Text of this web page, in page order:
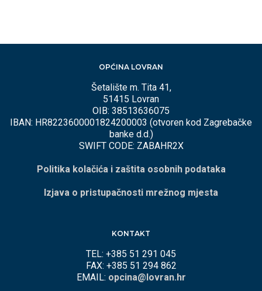
OPĆINA LOVRAN
Šetalište m. Tita 41,
51415 Lovran
OIB: 38513636075
IBAN: HR8223600001824200003 (otvoren kod Zagrebačke
banke d.d.)
SWIFT CODE: ZABAHR2X
Politika kolačića i zaštita osobnih podataka
Izjava o pristupačnosti mrežnog mjesta
KONTAKT
TEL: +385 51 291 045
FAX: +385 51 294 862
EMAIL: opcina@lovran.hr